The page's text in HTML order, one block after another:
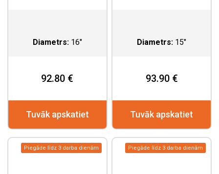
Diametrs:16"
92.80 €
Tuvāk apskatiet
Diametrs: 15"
93.90 €
Tuvāk apskatiet
Piegāde līdz 3 darba dienām Piegāde līdz 3 darba dienām